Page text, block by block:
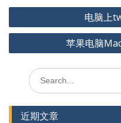
文
章
电脑上
苹果电脑
Search
for:
近期文章